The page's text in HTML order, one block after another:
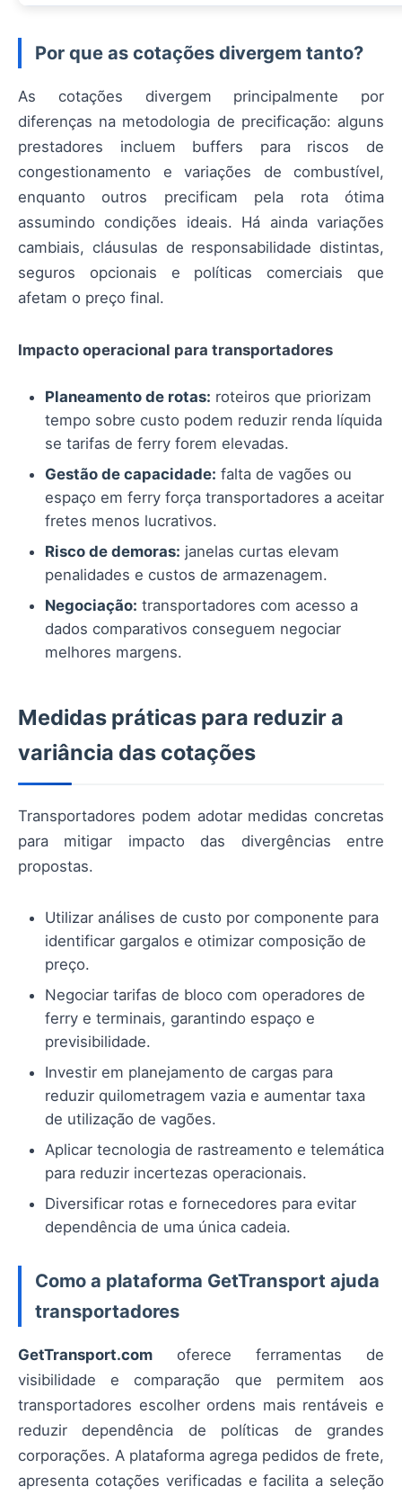
Por que as cotações divergem tanto?
As cotações divergem principalmente por
diferenças na metodologia de precificação: alguns
prestadores incluem buffers para riscos de
congestionamento e variações de combustível,
enquanto outros precificam pela rota ótima
assumindo condições ideais. Há ainda variações
cambiais, cláusulas de responsabilidade distintas,
seguros opcionais e políticas comerciais que
afetam o preço final.
Impacto operacional para transportadores
Planeamento de rotas: roteiros que priorizam
tempo sobre custo podem reduzir renda líquida
se tarifas de ferry forem elevadas.
Gestão de capacidade: falta de vagões ou
espaço em ferry força transportadores a aceitar
fretes menos lucrativos.
Risco de demoras: janelas curtas elevam
penalidades e custos de armazenagem.
Negociação: transportadores com acesso a
dados comparativos conseguem negociar
melhores margens.
Medidas práticas para reduzir a
variância das cotações
Transportadores podem adotar medidas concretas
para mitigar impacto das divergências entre
propostas.
Utilizar análises de custo por componente para
identificar gargalos e otimizar composição de
preço.
Negociar tarifas de bloco com operadores de
ferry e terminais, garantindo espaço e
previsibilidade.
Investir em planejamento de cargas para
reduzir quilometragem vazia e aumentar taxa
de utilização de vagões.
Aplicar tecnologia de rastreamento e telemática
para reduzir incertezas operacionais.
Diversificar rotas e fornecedores para evitar
dependência de uma única cadeia.
Como a plataforma GetTransport ajuda
transportadores
GetTransport.com oferece ferramentas de
visibilidade e comparação que permitem aos
transportadores escolher ordens mais rentáveis e
reduzir dependência de políticas de grandes
corporações. A plataforma agrega pedidos de frete,
apresenta cotações verificadas e facilita a seleção